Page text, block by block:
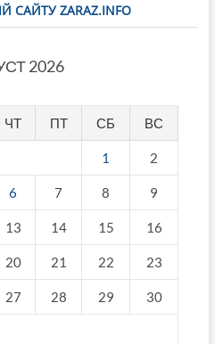
САЙТУ ZARAZ.INFO
2026
ЧТ ПТ СБ ВС
1 2
6 7 8 9
13 14 15 16
20 21 22 23
27 28 29 30